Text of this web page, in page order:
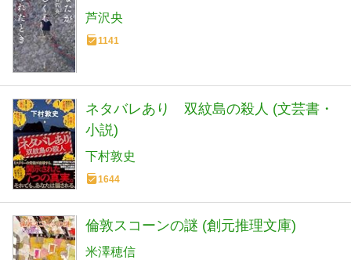
芦沢央
1141
ネタバレあり 双紋島の殺人 (文芸書・
小説)
下村敦史
1644
倫敦スコーンの謎 (創元推理文庫)
米澤穂信